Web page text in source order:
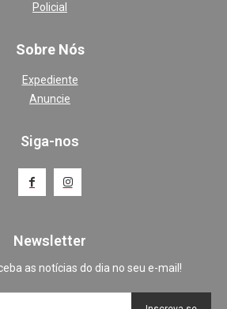
Policial
Sobre Nós
Expediente
Anuncie
Siga-nos
Newsletter
as notícias do dia no seu e-mail!